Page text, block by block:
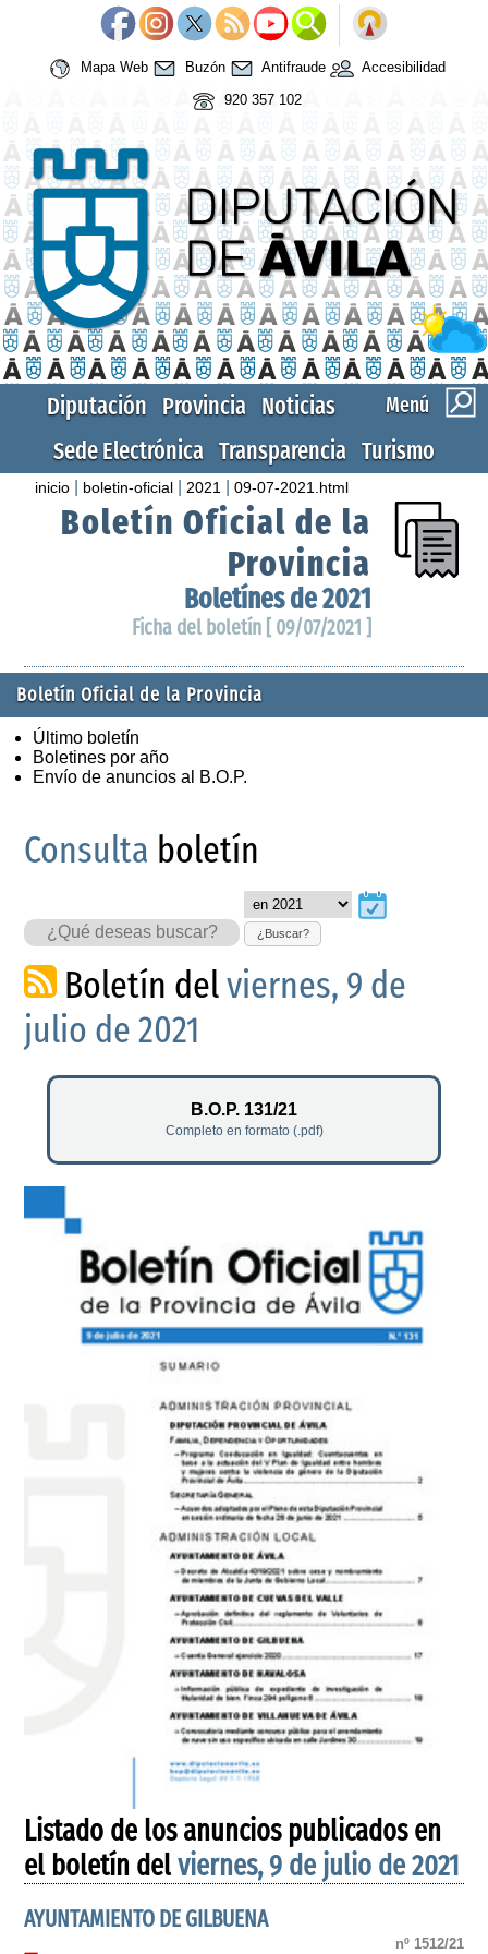
Mapa Web Buzón Antifraude
Accesibilidad
920 357 102
Menú
Diputación Provincia Noticias
Sede Electrónica Transparencia Turismo
inicio boletin-oficial 2021 |09-07-2021.html
Boletín Oficial de la
Provincia
Boletínes de 2021
Ficha del boletín [ 09/07/2021 ]
Boletín Oficial de la Provincia
Último boletín
Boletines por año
Envío de anuncios al B.O.P.
Consulta boletín
¿Buscar?
Boletín delviernes, 9 de
julio de 2021
B.O.P. 131/21
Completo en formato (.pdf)
Listado de los anuncios publicados en
el boletín delviernes, 9 de julio de 2021
AYUNTAMIENTO DE GILBUENA
nº 1512/21